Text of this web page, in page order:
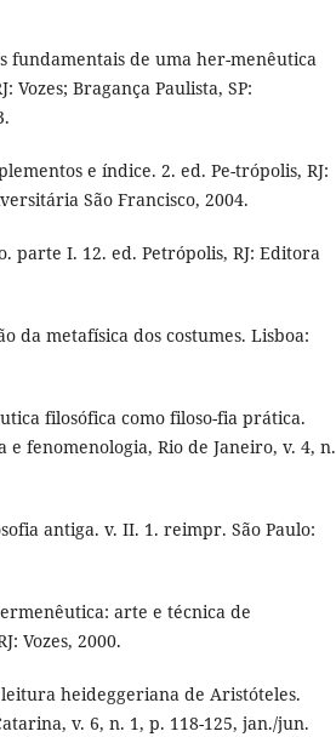
fundamentais de uma her-menêutica
Vozes; Bragança Paulista, SP:
e índice. 2. ed. Pe-trópolis, RJ:
São Francisco, 2004.
parte I. 12. ed. Petrópolis, RJ: Editora
da metafísica dos costumes. Lisboa:
filosófica como filoso-fia prática.
fenomenologia, Rio de Janeiro, v. 4, n.
antiga. v. II. 1. reimpr. São Paulo:
arte e técnica de
Vozes, 2000.
leitura heideggeriana de Aristóteles.
v. 6, n. 1, p. 118-125, jan./jun.